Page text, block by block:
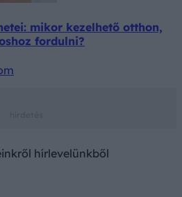
mikor kezelhető otthon,
fordulni?
hírlevelünkből